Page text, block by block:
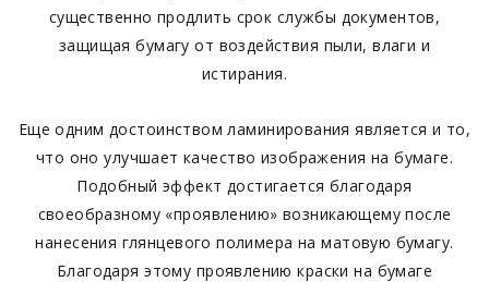
существенно продлить срок службы документов,
защищая бумагу от воздействия пыли, влаги и
истирания.
Еще одним достоинством ламинирования является и то,
что оно улучшает качество изображения на бумаге.
Подобный эффект достигается благодаря
своеобразному «проявлению» возникающему после
нанесения глянцевого полимера на матовую бумагу.
Благодаря этому проявлению краски на бумаге